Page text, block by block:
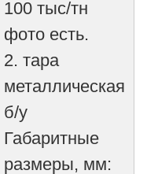
100 тыс/тн
фото есть.
2. тара
металлическая
б/у
Габаритные
размеры, мм: